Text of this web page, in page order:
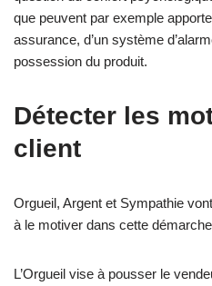
que peuvent par exemple
assurance, d’un système
possession du produit.
Détecter les
client
Orgueil, Argent et Sympathie
à le motiver dans cette
L’Orgueil vise à pousser le